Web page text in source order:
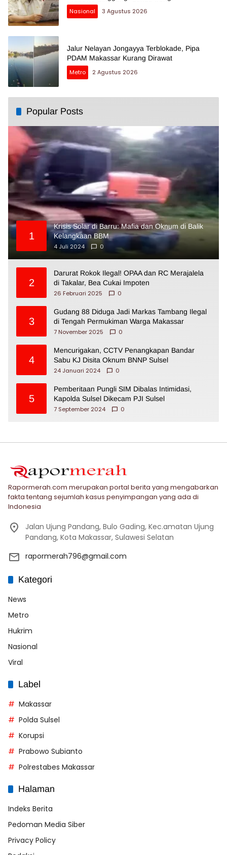
Nasional
3 Agustus 2026
Jalur Nelayan Jongayya Terblokade, Pipa
PDAM Makassar Kurang Dirawat
Metro
2 Agustus 2026
Popular Posts
1
Krisis Solar di Barru: Mafia dan Oknum di Balik
Kelangkaan BBM
4 Juli 2024
0
2
Darurat Rokok Ilegal! OPAA dan RC Merajalela
di Takalar, Bea Cukai Impoten
26 Februari 2025
0
3
Gudang 88 Diduga Jadi Markas Tambang Ilegal
di Tengah Permukiman Warga Makassar
7 November 2025
0
4
Mencurigakan, CCTV Penangkapan Bandar
Sabu KJ Disita Oknum BNNP Sulsel
24 Januari 2024
0
5
Pemberitaan Pungli SIM Dibalas Intimidasi,
Kapolda Sulsel Dikecam PJI Sulsel
7 September 2024
0
Rapormerah.com merupakan portal berita yang mengabarkan
fakta tentang sejumlah kasus penyimpangan yang ada di
Indonesia
Jalan Ujung Pandang, Bulo Gading, Kec.amatan Ujung
Pandang, Kota Makassar, Sulawesi Selatan
rapormerah796@gmail.com
Kategori
News
Metro
Hukrim
Nasional
Viral
Label
Makassar
Polda Sulsel
Korupsi
Prabowo Subianto
Polrestabes Makassar
Halaman
Indeks Berita
Pedoman Media Siber
Privacy Policy